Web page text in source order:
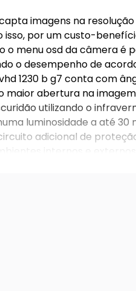
imagens na resolução
isso, por um custo-
o menu osd da câmera é
o desempenho de
1230 b g7 conta com
maior abertura na
utilizando o
luminosidade a até 30
adicional de
internos e externos.